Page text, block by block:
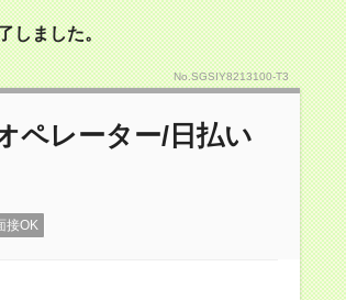
しました。
No.SGSIY8213100-T3
ペレーター/日払い
接OK